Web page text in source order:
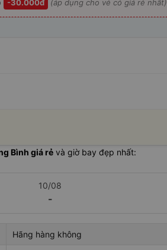
-30.000đ (áp dụng cho vé có giá rẻ nhất)
Bình giá rẻ và giờ bay đẹp nhất:
10/08
-
Hãng hàng không